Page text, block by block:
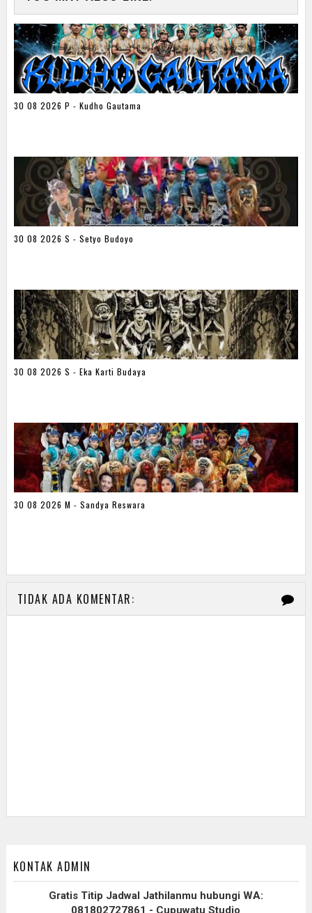
30 08 2026 P - Kudho Gautama
30 08 2026 S - Setyo Budoyo
30 08 2026 S - Eka Karti Budaya
30 08 2026 M - Sandya Reswara
TIDAK ADA KOMENTAR:
KONTAK ADMIN
Gratis Titip Jadwal Jathilanmu hubungi WA:
081802727861 - Cupuwatu Studio